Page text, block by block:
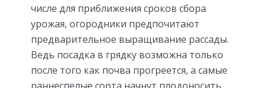
числе для приближения сроков сбора
урожая, огородники предпочитают
предварительное выращивание рассады.
Ведь посадка в грядку возможна только
после того как почва прогреется, а самые
раннеспелые сорта начнут плодоносить